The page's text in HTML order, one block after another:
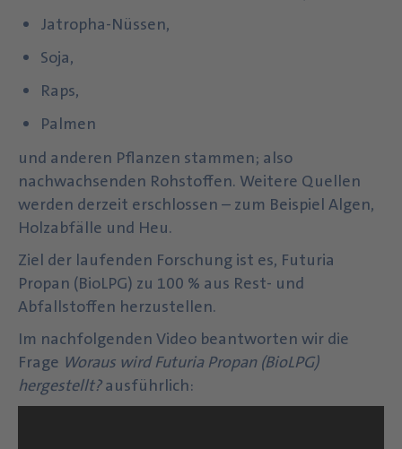
Jatropha-Nüssen,
Soja,
Raps,
Palmen
und anderen Pflanzen stammen; also
nachwachsenden Rohstoffen. Weitere Quellen
werden derzeit erschlossen – zum Beispiel Algen,
Holzabfälle und Heu.
Ziel der laufenden Forschung ist es, Futuria
Propan (BioLPG) zu 100 % aus Rest- und
Abfallstoffen herzustellen.
Im nachfolgenden Video beantworten wir die
Frage Woraus wird Futuria Propan (BioLPG)
hergestellt?ausführlich: